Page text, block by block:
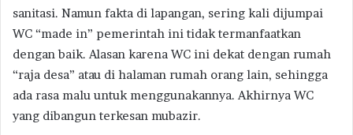
sanitasi. Namun fakta di lapangan, sering kali dijumpai
WC “made in” pemerintah ini tidak termanfaatkan
dengan baik. Alasan karena WC ini dekat dengan rumah
“raja desa” atau di halaman rumah orang lain, sehingga
ada rasa malu untuk menggunakannya. Akhirnya WC
yang dibangun terkesan mubazir.